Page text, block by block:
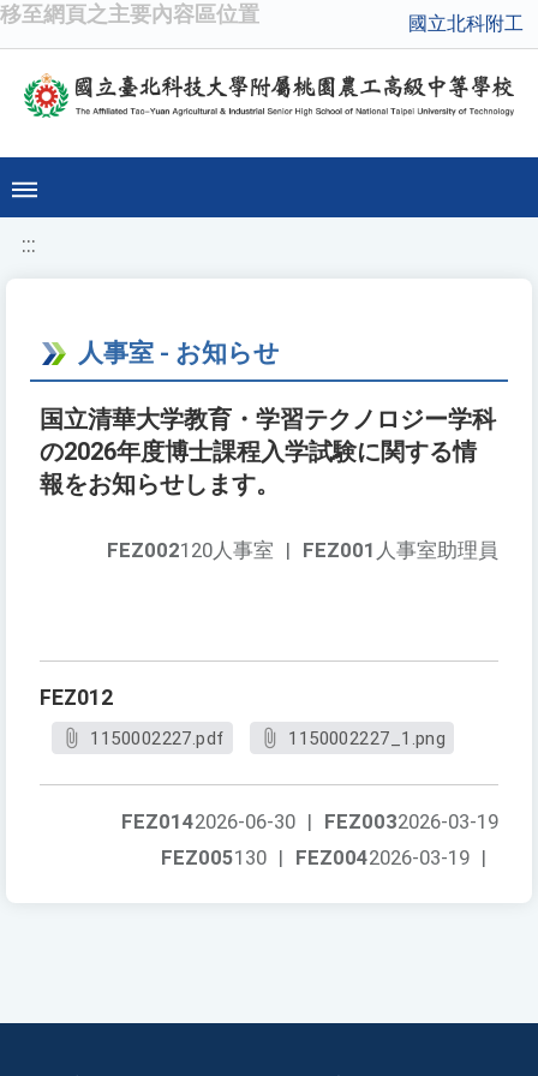
移至網頁之主要內容區位置 國立北科附工
:::
人事室 - お知らせ
国立清華大学教育・学習テクノロジー学科
の2026年度博士課程入学試験に関する情
報をお知らせします。
FEZ001 人事室助理員
FEZ002120人事室 |
FEZ012
1150002227.pdf 1150002227_1.png
FEZ0032026-03-19
FEZ0142026-06-30 |
FEZ0042026-03-19 |
FEZ005130 |